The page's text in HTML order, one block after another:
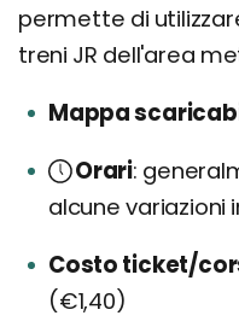
permette di
treni JR dell'area
Mappa
Orari
alcune variazioni
Costo ticket/
(€1,40)